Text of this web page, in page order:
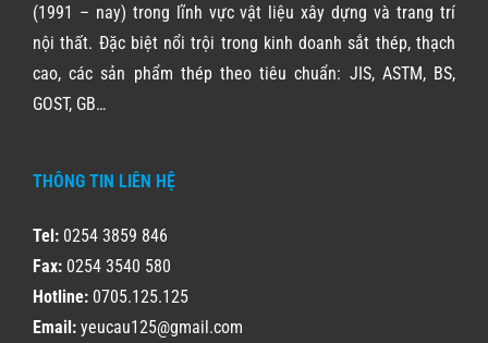
(1991 – nay) trong lĩnh vực vật liệu xây dựng và trang trí
nội thất. Đặc biệt nổi trội trong kinh doanh sắt thép, thạch
cao, các sản phẩm thép theo tiêu chuẩn: JIS, ASTM, BS,
GOST, GB…
THÔNG TIN LIÊN HỆ
Tel:0254 3859 846
Fax:0254 3540 580
Hotline:0705.125.125
Email:yeucau125@gmail.com